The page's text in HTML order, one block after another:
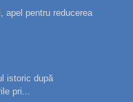
apel pentru reducerea
istoric după
pri...